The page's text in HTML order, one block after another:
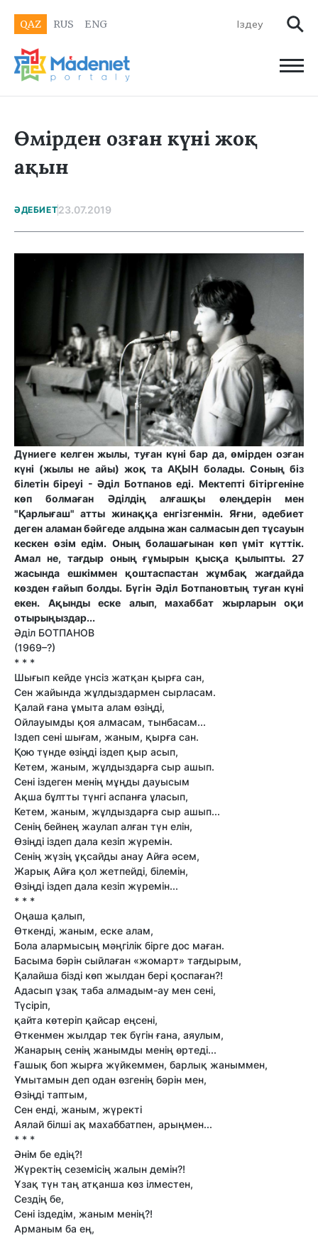
QAZ RUS ENG
Өмірден озған күні жоқ
ақын
ӘДЕБИЕТ23.07.2019
Дүниеге келген жылы, туған күні бар да, өмірден озған
күні (жылы не айы) жоқ та АҚЫН болады. Соның біз
білетін біреуі - Әділ Ботпанов еді. Мектепті бітіргеніне
көп болмаған Әділдің алғашқы өлеңдерін мен
"Қарлығаш" атты жинаққа енгізгенмін. Яғни, әдебиет
деген аламан бәйгеде алдына жан салмасын деп тұсауын
кескен өзім едім. Оның болашағынан көп үміт күттік.
Амал не, тағдыр оның ғұмырын қысқа қылыпты. 27
жасында ешкіммен қоштаспастан жұмбақ жағдайда
көзден ғайып болды. Бүгін Әділ Ботпановтың туған күні
екен. Ақынды еске алып, махаббат жырларын оқи
отырыңыздар...
Әдiл БОТПАНОВ
(1969–?)
* * *
Шығып кейде үнсiз жатқан қырға сан,
Сен жайында жұлдыздармен сырласам.
Қалай ғана ұмыта алам өзiңдi,
Ойлауымды қоя алмасам, тынбасам...
Iздеп сенi шығам, жаным, қырға сан.
Қою түнде өзiңдi iздеп қыр асып,
Кетем, жаным, жұлдыздарға сыр ашып.
Сенi iздеген менiң мұңды дауысым
Ақша бұлтты түнгi аспанға ұласып,
Кетем, жаным, жұлдыздарға сыр ашып...
Сенiң бейнең жаулап алған түн елiн,
Өзiңдi iздеп дала кезiп жүремiн.
Сенiң жүзiң ұқсайды анау Айға әсем,
Жарық Айға қол жетпейдi, бiлемiн,
Өзiңдi iздеп дала кезiп жүремiн...
* * *
Оңаша қалып,
Өткендi, жаным, еске алам,
Бола алармысың мәңгiлiк бiрге дос маған.
Басыма бәрiн сыйлаған «жомарт» тағдырым,
Қалайша бiздi көп жылдан берi қоспаған?!
Адасып ұзақ таба алмадым-ау мен сенi,
Түсiрiп,
қайта көтерiп қайсар еңсенi,
Өткенмен жылдар тек бүгiн ғана, аяулым,
Жанарың сенiң жанымды менiң өртедi...
Ғашық боп жырға жүйкеммен, барлық жаныммен,
Ұмытамын деп одан өзгенiң бәрiн мен,
Өзiңдi таптым,
Сен ендi, жаным, жүректi
Аялай бiлшi ақ махаббатпен, арыңмен...
* * *
Әнiм бе едiң?!
Жүректiң сеземiсiң жалын демiн?!
Ұзақ түн таң атқанша көз iлместен,
Сездiң бе,
Сенi iздедiм, жаным менiң?!
Арманым ба ең,